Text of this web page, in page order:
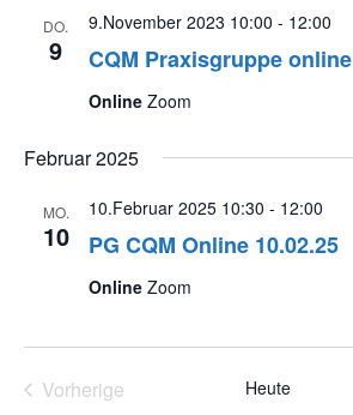
DO.
9 CQM Praxisgruppe online
9.November 2023 10:00 - 12:00
Online Zoom
Februar 2025
MO.
10 PG CQM Online 10.02.25
10.Februar 2025 10:30 - 12:00
Online Zoom
Vorherige
Heute